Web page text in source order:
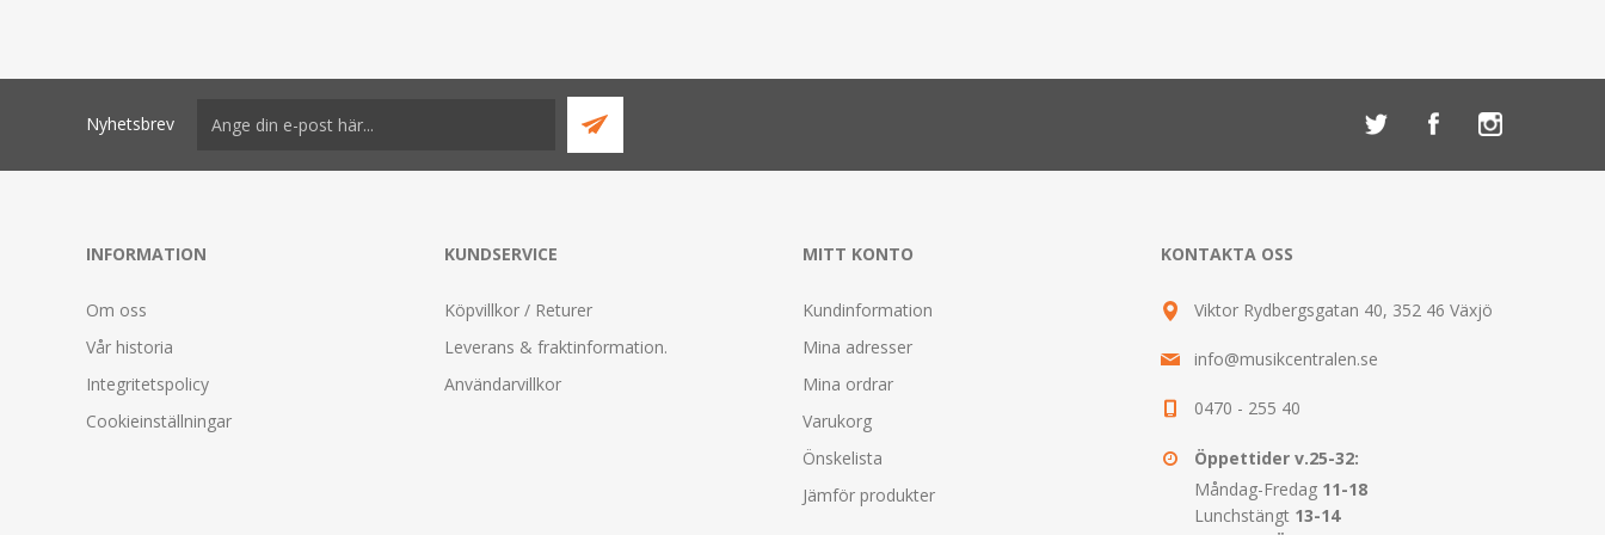
Nyhetsbrev
INFORMATION
Om oss
Vår historia
Integritetspolicy
Cookieinställningar
KUNDSERVICE
Köpvillkor / Returer
Leverans & fraktinformation.
Användarvillkor
MITT KONTO
Kundinformation
Mina adresser
Mina ordrar
Varukorg
Önskelista
Jämför produkter
KONTAKTA OSS
Viktor Rydbergsgatan 40, 352 46 Växjö
info@musikcentralen.se
0470 - 255 40
Öppettider v.25-32:
Måndag-Fredag 11-18
Lunchstängt 13-14